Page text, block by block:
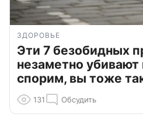
ЗДОРОВЬЕ
Эти 7 безобидных
незаметно
спорим, вы тоже
131 Обсудить